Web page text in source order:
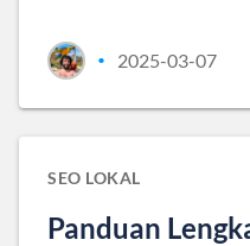
• 2025-03-07
SEO LOKAL
Panduan